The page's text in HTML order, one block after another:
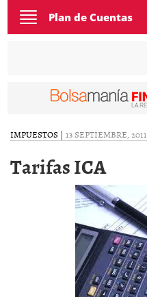
Toggle
navigation
Plan de Cuentas
IMPUESTOS | 13 SEPTIEMBRE, 2011
Tarifas ICA